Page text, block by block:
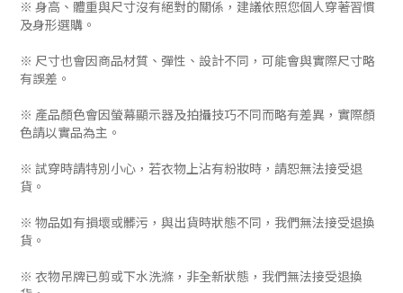
※ 身高、體重與尺寸沒有絕對的關係，建議依照您個人穿著習慣
及身形選購。
※ 尺寸也會因商品材質、彈性、設計不同，可能會與實際尺寸略
有誤差。
※ 產品顏色會因螢幕顯示器及拍攝技巧不同而略有差異，實際顏
色請以實品為主。
※ 試穿時請特別小心，若衣物上沾有粉妝時，請恕無法接受退
貨。
※ 物品如有損壞或髒污，與出貨時狀態不同，我們無法接受退換
貨。
※ 衣物吊牌已剪或下水洗滌，非全新狀態，我們無法接受退換